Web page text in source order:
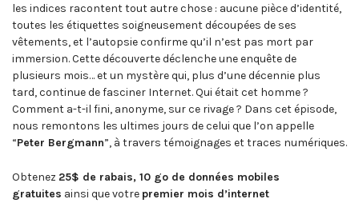
les indices racontent tout autre chose : aucune pièce d’identité,
toutes les étiquettes soigneusement découpées de ses
vêtements, et l’autopsie confirme qu’il n’est pas mort par
immersion. Cette découverte déclenche une enquête de
plusieurs mois… et un mystère qui, plus d’une décennie plus
tard, continue de fasciner Internet. Qui était cet homme ?
Comment a-t-il fini, anonyme, sur ce rivage ? Dans cet épisode,
nous remontons les ultimes jours de celui que l’on appelle
“Peter Bergmann”, à travers témoignages et traces numériques.
Obtenez 25$ de rabais, 10 go de données mobiles
gratuites ainsi que votre premier mois d’internet